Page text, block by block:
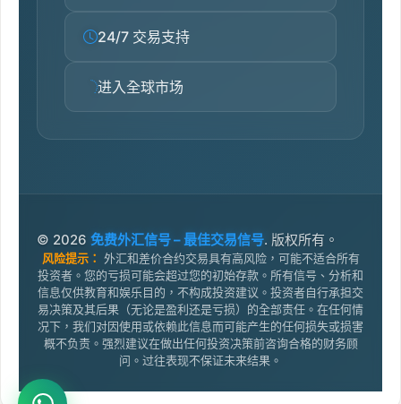
24/7 交易支持
进入全球市场
© 2026 免费外汇信号 – 最佳交易信号. 版权所有。
风险提示： 外汇和差价合约交易具有高风险，可能不适合所有
投资者。您的亏损可能会超过您的初始存款。所有信号、分析和
信息仅供教育和娱乐目的，不构成投资建议。投资者自行承担交
易决策及其后果（无论是盈利还是亏损）的全部责任。在任何情
况下，我们对因使用或依赖此信息而可能产生的任何损失或损害
概不负责。强烈建议在做出任何投资决策前咨询合格的财务顾
问。过往表现不保证未来结果。